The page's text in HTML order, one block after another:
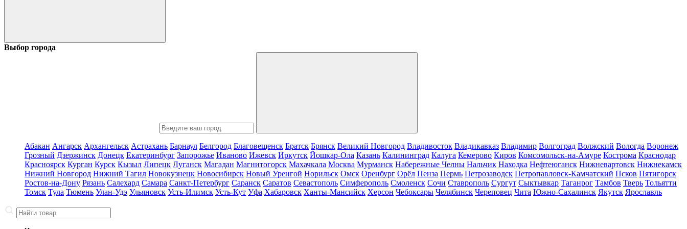
Выбор города
Абакан Ангарск Архангельск Астрахань Барнаул Белгород Благовещенск Братск Брянск Великий Новгород Владивосток Владикавказ Владимир Волгоград Волжский Вологда Воронеж
Грозный Дзержинск Донецк Екатеринбург Запорожье Иваново Ижевск Иркутск Йошкар-Ола Казань Калининград Калуга Кемерово Киров Комсомольск-на-Амуре Кострома Краснодар
Красноярск Курган Курск Кызыл Липецк Луганск Магадан Магнитогорск Махачкала Москва Мурманск Набережные Челны Нальчик Находка Нефтеюганск Нижневартовск Нижнекамск
Нижний Новгород Нижний Тагил Новокузнецк Новосибирск Новый Уренгой Норильск Омск Оренбург Орёл Пенза Пермь Петрозаводск Петропавловск-Камчатский Псков Пятигорск
Ростов-на-Дону Рязань Салехард Самара Санкт-Петербург Саранск Саратов Севастополь Симферополь Смоленск Сочи Ставрополь Сургут Сыктывкар Таганрог Тамбов Тверь Тольятти
Томск Тула Тюмень Улан-Удэ Ульяновск Усть-Илимск Усть-Кут Уфа Хабаровск Ханты-Мансийск Херсон Чебоксары Челябинск Череповец Чита Южно-Сахалинск Якутск Ярославль